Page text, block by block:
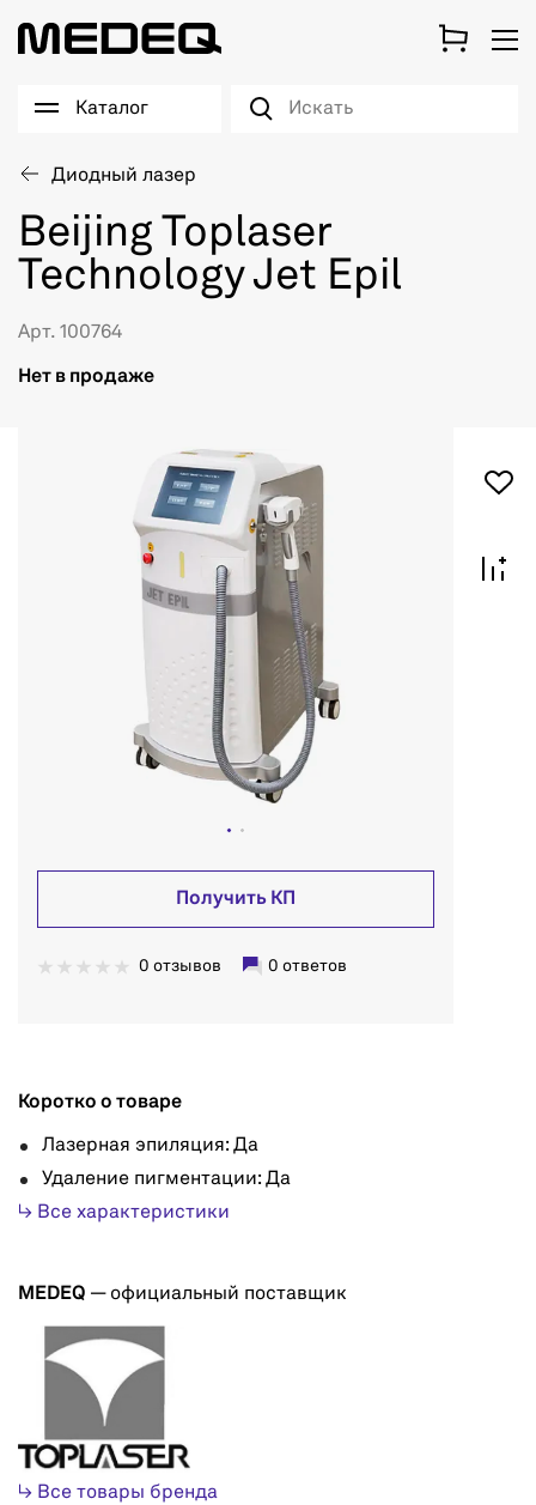
Каталог
Диодный лазер
Beijing Toplaser
Technology Jet Epil
Арт. 100764
Нет в продаже
Получить КП
0 отзывов 0 ответов
Коротко о товаре
Лазерная эпиляция: Да
Удаление пигментации: Да
↳ Все характеристики
MEDEQ — официальный поставщик
↳ Все товары бренда